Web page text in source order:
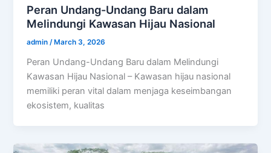
Peran Undang-Undang Baru dalam
Melindungi Kawasan Hijau Nasional
admin/ March 3, 2026
Peran Undang-Undang Baru dalam Melindungi
Kawasan Hijau Nasional – Kawasan hijau nasional
memiliki peran vital dalam menjaga keseimbangan
ekosistem, kualitas